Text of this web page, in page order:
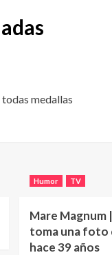
medallas
Humor TV
Mare Magnum
toma una foto
hace 39 años